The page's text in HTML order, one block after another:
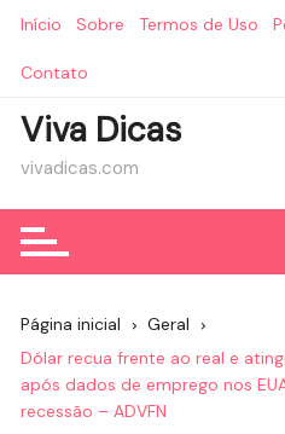
Início Sobre Termos de Uso
Contato
Viva Dicas
vivadicas.com
Página inicial
Geral
Dólar recua frente ao real e
após dados de emprego nos
recessão – ADVFN